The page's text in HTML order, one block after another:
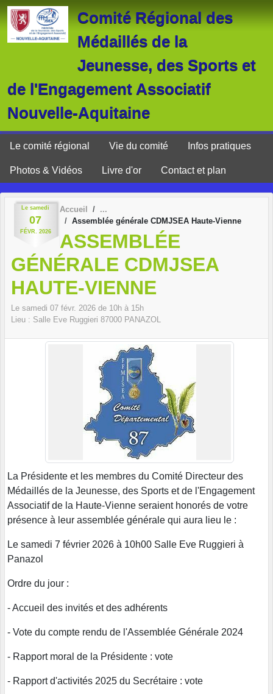
Comité Régional des
Médaillés de la
Jeunesse, des Sports et
de l'Engagement Associatif
Nouvelle-Aquitaine
Le comité régional Vie du comité Infos pratiques
Photos & Vidéos Livre d'or Contact et plan
Le samedi
07
FÉVR. 2026
Accueil
Assemblée générale CDMJSEA Haute-Vienne
ASSEMBLÉE
GÉNÉRALE CDMJSEA
HAUTE-VIENNE
Le samedi 07 févr. 2026 de 10h à 15h
Lieu : Salle Eve Ruggieri 87000 PANAZOL
La Présidente et les membres du Comité Directeur des
Médaillés de la Jeunesse, des Sports et de l'Engagement
Associatif de la Haute-Vienne seraient honorés de votre
présence à leur assemblée générale qui aura lieu le :
Le samedi 7 février 2026 à 10h00 Salle Eve Ruggieri à
Panazol
Ordre du jour :
- Accueil des invités et des adhérents
- Vote du compte rendu de l'Assemblée Générale 2024
- Rapport moral de la Présidente : vote
- Rapport d'activités 2025 du Secrétaire : vote
Panneau de gestion des cookies